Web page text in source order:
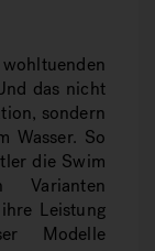
das nicht
sondern
Wasser. So
die Swim
Leistung
Modelle